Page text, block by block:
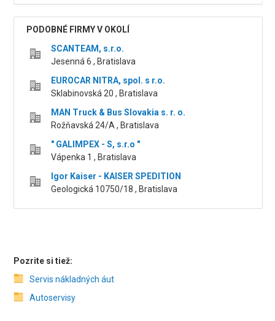
PODOBNÉ FIRMY V OKOLÍ
SCANTEAM, s.r.o.
Jesenná 6 , Bratislava
EUROCAR NITRA, spol. s r.o.
Sklabinovská 20 , Bratislava
MAN Truck & Bus Slovakia s. r. o.
Rožňavská 24/A , Bratislava
" GALIMPEX - S, s.r.o "
Vápenka 1 , Bratislava
Igor Kaiser - KAISER SPEDITION
Geologická 10750/18 , Bratislava
Pozrite si tiež:
Servis nákladných áut
Autoservisy